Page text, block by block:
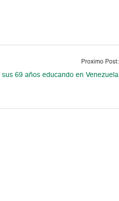
Proximo Post:
sus 69 años educando en Venezuela